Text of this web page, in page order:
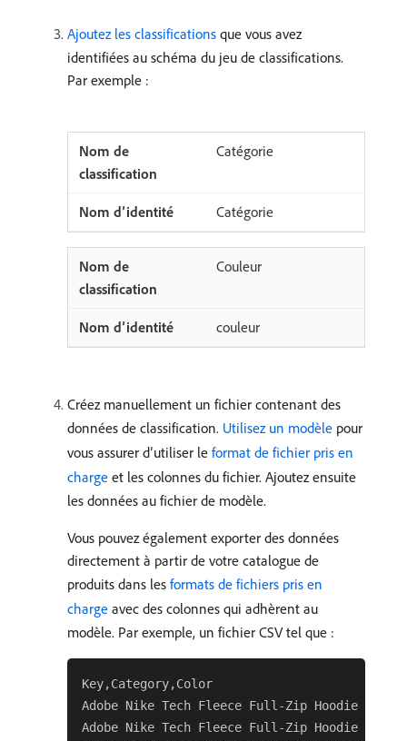
Ajoutez les classifications que vous avez
identifiées au schéma du jeu de classifications.
Par exemple :
Catégorie
Catégorie
Couleur
couleur
Créez manuellement un fichier contenant des
données de classification. Utilisez un modèle pour
vous assurer d’utiliser le format de fichier pris en
charge et les colonnes du fichier. Ajoutez ensuite
les données au fichier de modèle.
Vous pouvez également exporter des données
directement à partir de votre catalogue de
produits dans les formats de fichiers pris en
charge avec des colonnes qui adhèrent au
modèle. Par exemple, un fichier CSV tel que :
Key,Category,Color
Adobe Nike Tech Fleece Full-Zip Hoodie -
Adobe Nike Tech Fleece Full-Zip Hoodie -